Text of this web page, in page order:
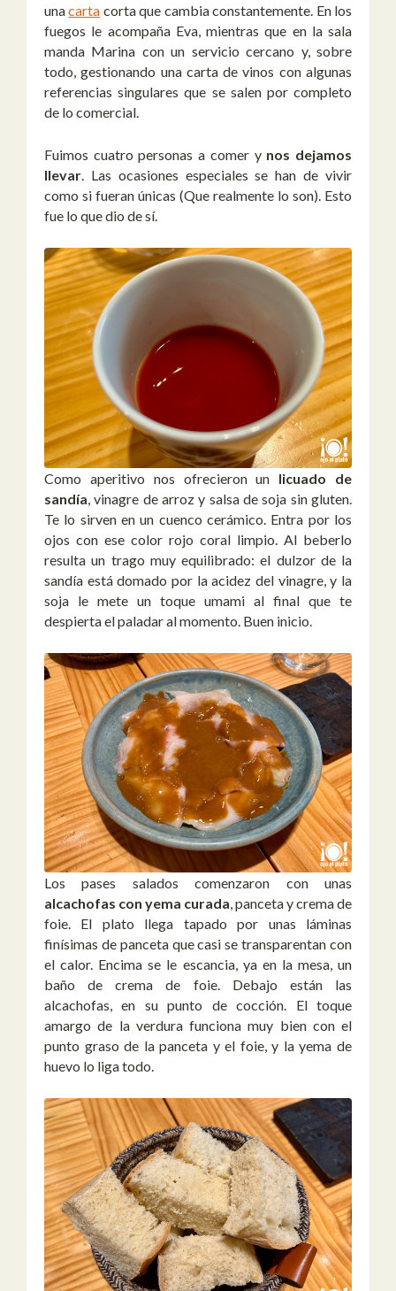
unacarta corta que cambia constantemente. En los
fuegos le acompaña Eva, mientras que en la sala
manda Marina con un servicio cercano y, sobre
todo, gestionando una carta de vinos con algunas
referencias singulares que se salen por completo
de lo comercial.
Fuimos cuatro personas a comer y nos dejamos
llevar. Las ocasiones especiales se han de vivir
como si fueran únicas (Que realmente lo son). Esto
fue lo que dio de sí.
Como aperitivo nos ofrecieron un licuado de
sandía, vinagre de arroz y salsa de soja sin gluten.
Te lo sirven en un cuenco cerámico. Entra por los
ojos con ese color rojo coral limpio. Al beberlo
resulta un trago muy equilibrado: el dulzor de la
sandía está domado por la acidez del vinagre, y la
soja le mete un toque umami al final que te
despierta el paladar al momento. Buen inicio.
Los pases salados comenzaron con unas
alcachofas con yema curada, panceta y crema de
foie. El plato llega tapado por unas láminas
finísimas de panceta que casi se transparentan con
el calor. Encima se le escancia, ya en la mesa, un
baño de crema de foie. Debajo están las
alcachofas, en su punto de cocción. El toque
amargo de la verdura funciona muy bien con el
punto graso de la panceta y el foie, y la yema de
huevo lo liga todo.